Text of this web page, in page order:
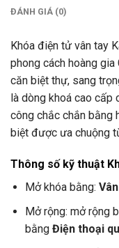
ĐÁNH GIÁ (0)
Khóa điện tử vân tay
phong cách hoàng gia
căn biệt thự, sang
là dòng khoá cao cấp
công chắc chắn bằng
biệt được ưa chuộng
Thông số kỹ thuật
Mở khóa bằng:
Mở rộng: mở rộng
bằngĐiện thoại